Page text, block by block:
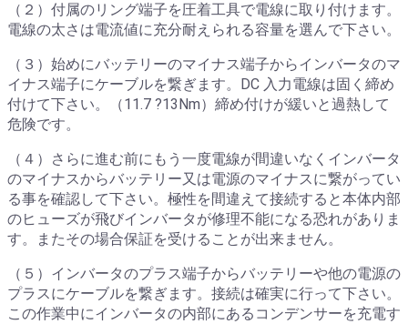
（２）付属のリング端子を圧着工具で電線に取り付けます。
電線の太さは電流値に充分耐えられる容量を選んで下さい。
（３）始めにバッテリーのマイナス端子からインバータのマ
イナス端子にケーブルを繋ぎます。DC 入力電線は固く締め
付けて下さい。（11.7 ?13Nm）締め付けが緩いと過熱して
危険です。
（４）さらに進む前にもう一度電線が間違いなくインバータ
のマイナスからバッテリー又は電源のマイナスに繋がってい
る事を確認して下さい。極性を間違えて接続すると本体内部
のヒューズが飛びインバータが修理不能になる恐れがありま
す。またその場合保証を受けることが出来ません。
（５）インバータのプラス端子からバッテリーや他の電源の
プラスにケーブルを繋ぎます。接続は確実に行って下さい。
この作業中にインバータの内部にあるコンデンサーを充電す